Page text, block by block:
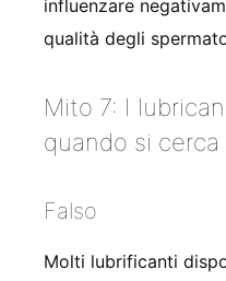
influenzare
qualità degli
Mito 7: I
quando si
Falso
Molti lubrificanti